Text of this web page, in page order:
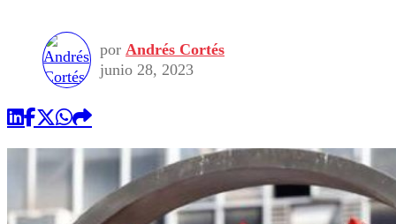
Seleccion Chilena
Torneo Internacional
Economía
Internacional
Publicaciones en medios
Opinión
por Andrés Cortés
junio 28, 2023